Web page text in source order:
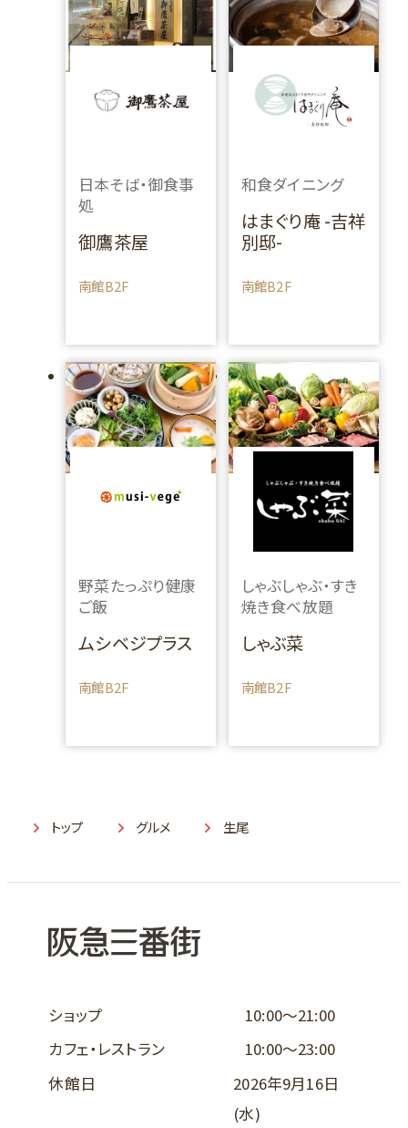
日本そば・御食事
処
御鷹茶屋
南館B2F
和食ダイニング
はまぐり庵 -吉祥
別邸-
南館B2F
野菜たっぷり健康
ご飯
ムシベジプラス
南館B2F
しゃぶしゃぶ・すき
焼き食べ放題
しゃぶ菜
南館B2F
トップ グルメ 生尾
ショップ
10:00～21:00
カフェ・レストラン
10:00～23:00
休館日
2026年9月16日
(水)